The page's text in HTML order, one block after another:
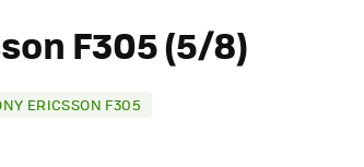
F305 (5/8)
ERICSSON F305